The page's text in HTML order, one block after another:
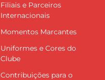
Filiais e Parceiros
Internacionais
Momentos Marcantes
Uniformes e Cores do
Clube
Contribuições para o